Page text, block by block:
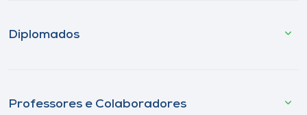
Diplomados
Professores e Colaboradores